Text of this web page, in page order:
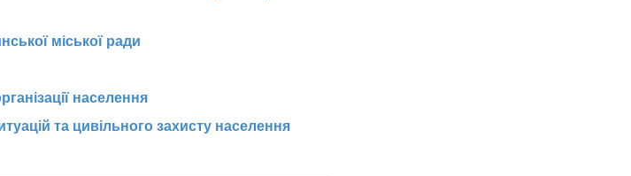
міської ради
населення
та цивільного захисту населення